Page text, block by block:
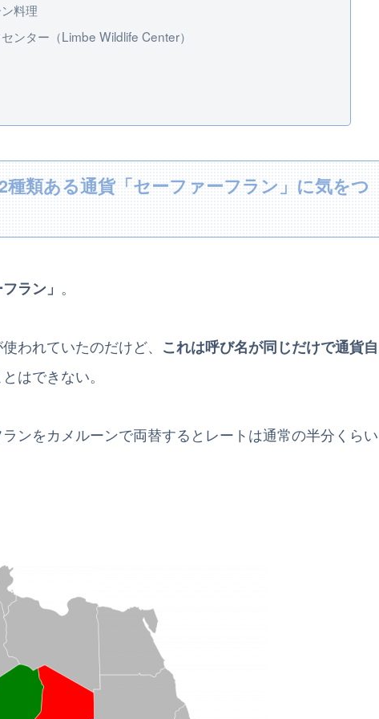
料理
ンター（Limbe Wildlife Center）
類ある通貨「セーファーフラン」に気をつ
ラン」 。
われていたのだけど、 これは呼び名が同じだけで通貨自
はできない。
ンをカメルーンで両替するとレートは通常の半分くらい